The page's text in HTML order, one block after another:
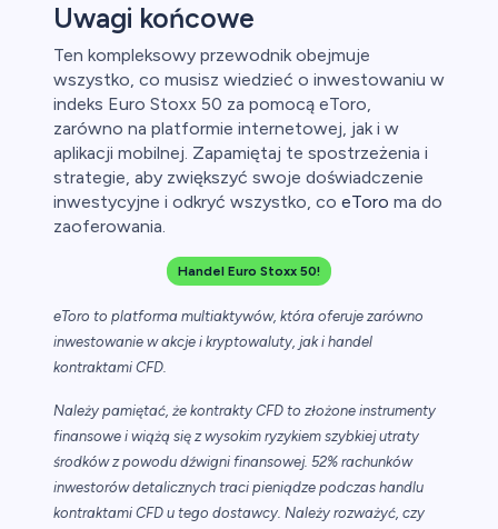
Uwagi końcowe
Ten kompleksowy przewodnik obejmuje
wszystko, co musisz wiedzieć o inwestowaniu w
indeks Euro Stoxx 50 za pomocą eToro,
zarówno na platformie internetowej, jak i w
aplikacji mobilnej. Zapamiętaj te spostrzeżenia i
strategie, aby zwiększyć swoje doświadczenie
inwestycyjne i odkryć wszystko, co eToro ma do
zaoferowania.
Handel Euro Stoxx 50!
eToro to platforma multiaktywów, która oferuje zarówno
inwestowanie w akcje i kryptowaluty, jak i handel
kontraktami CFD.
Należy pamiętać, że kontrakty CFD to złożone instrumenty
finansowe i wiążą się z wysokim ryzykiem szybkiej utraty
środków z powodu dźwigni finansowej. 52% rachunków
inwestorów detalicznych traci pieniądze podczas handlu
kontraktami CFD u tego dostawcy. Należy rozważyć, czy